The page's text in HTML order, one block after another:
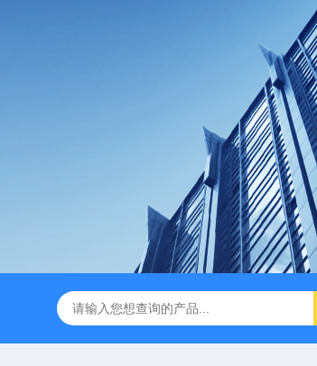
密封测漏仪 密封检测设备